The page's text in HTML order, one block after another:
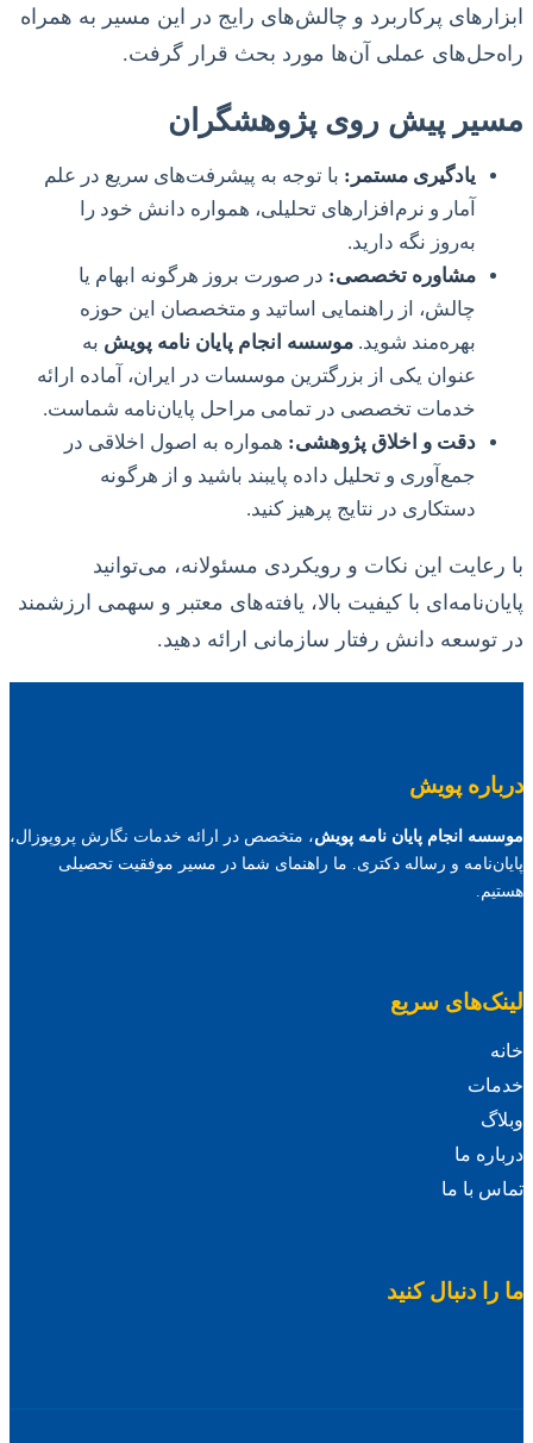
ابزارهای پرکاربرد و چالش‌های رایج در این مسیر به همراه
راه‌حل‌های عملی آن‌ها مورد بحث قرار گرفت.
مسیر پیش روی پژوهشگران
یادگیری مستمر: با توجه به پیشرفت‌های سریع در علم
آمار و نرم‌افزارهای تحلیلی، همواره دانش خود را
به‌روز نگه دارید.
مشاوره تخصصی: در صورت بروز هرگونه ابهام یا
چالش، از راهنمایی اساتید و متخصصان این حوزه
بهره‌مند شوید. موسسه انجام پایان نامه پویش به
عنوان یکی از بزرگترین موسسات در ایران، آماده ارائه
خدمات تخصصی در تمامی مراحل پایان‌نامه شماست.
دقت و اخلاق پژوهشی: همواره به اصول اخلاقی در
جمع‌آوری و تحلیل داده پایبند باشید و از هرگونه
دستکاری در نتایج پرهیز کنید.
با رعایت این نکات و رویکردی مسئولانه، می‌توانید
پایان‌نامه‌ای با کیفیت بالا، یافته‌های معتبر و سهمی ارزشمند
در توسعه دانش رفتار سازمانی ارائه دهید.
درباره پویش
موسسه انجام پایان نامه پویش، متخصص در ارائه خدمات نگارش پروپوزال،
پایان‌نامه و رساله دکتری. ما راهنمای شما در مسیر موفقیت تحصیلی
هستیم.
لینک‌های سریع
خانه
خدمات
وبلاگ
درباره ما
تماس با ما
ما را دنبال کنید